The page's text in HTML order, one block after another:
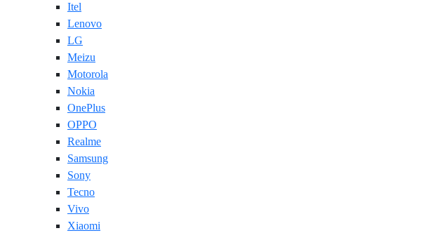
Itel
Lenovo
LG
Meizu
Motorola
Nokia
OnePlus
OPPO
Realme
Samsung
Sony
Tecno
Vivo
Xiaomi